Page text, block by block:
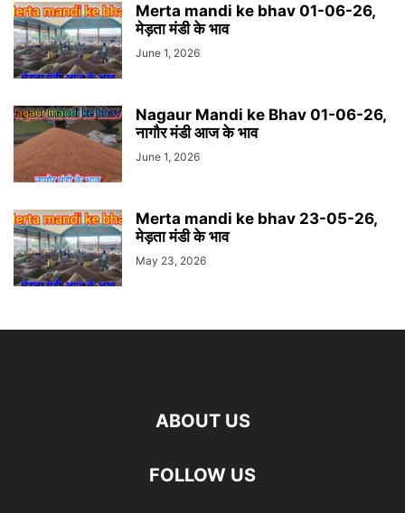
Merta mandi ke bhav 01-06-26,
मेड़ता मंडी के भाव
June 1, 2026
Nagaur Mandi ke Bhav 01-06-26,
नागौर मंडी आज के भाव
June 1, 2026
Merta mandi ke bhav 23-05-26,
मेड़ता मंडी के भाव
May 23, 2026
ABOUT US
FOLLOW US